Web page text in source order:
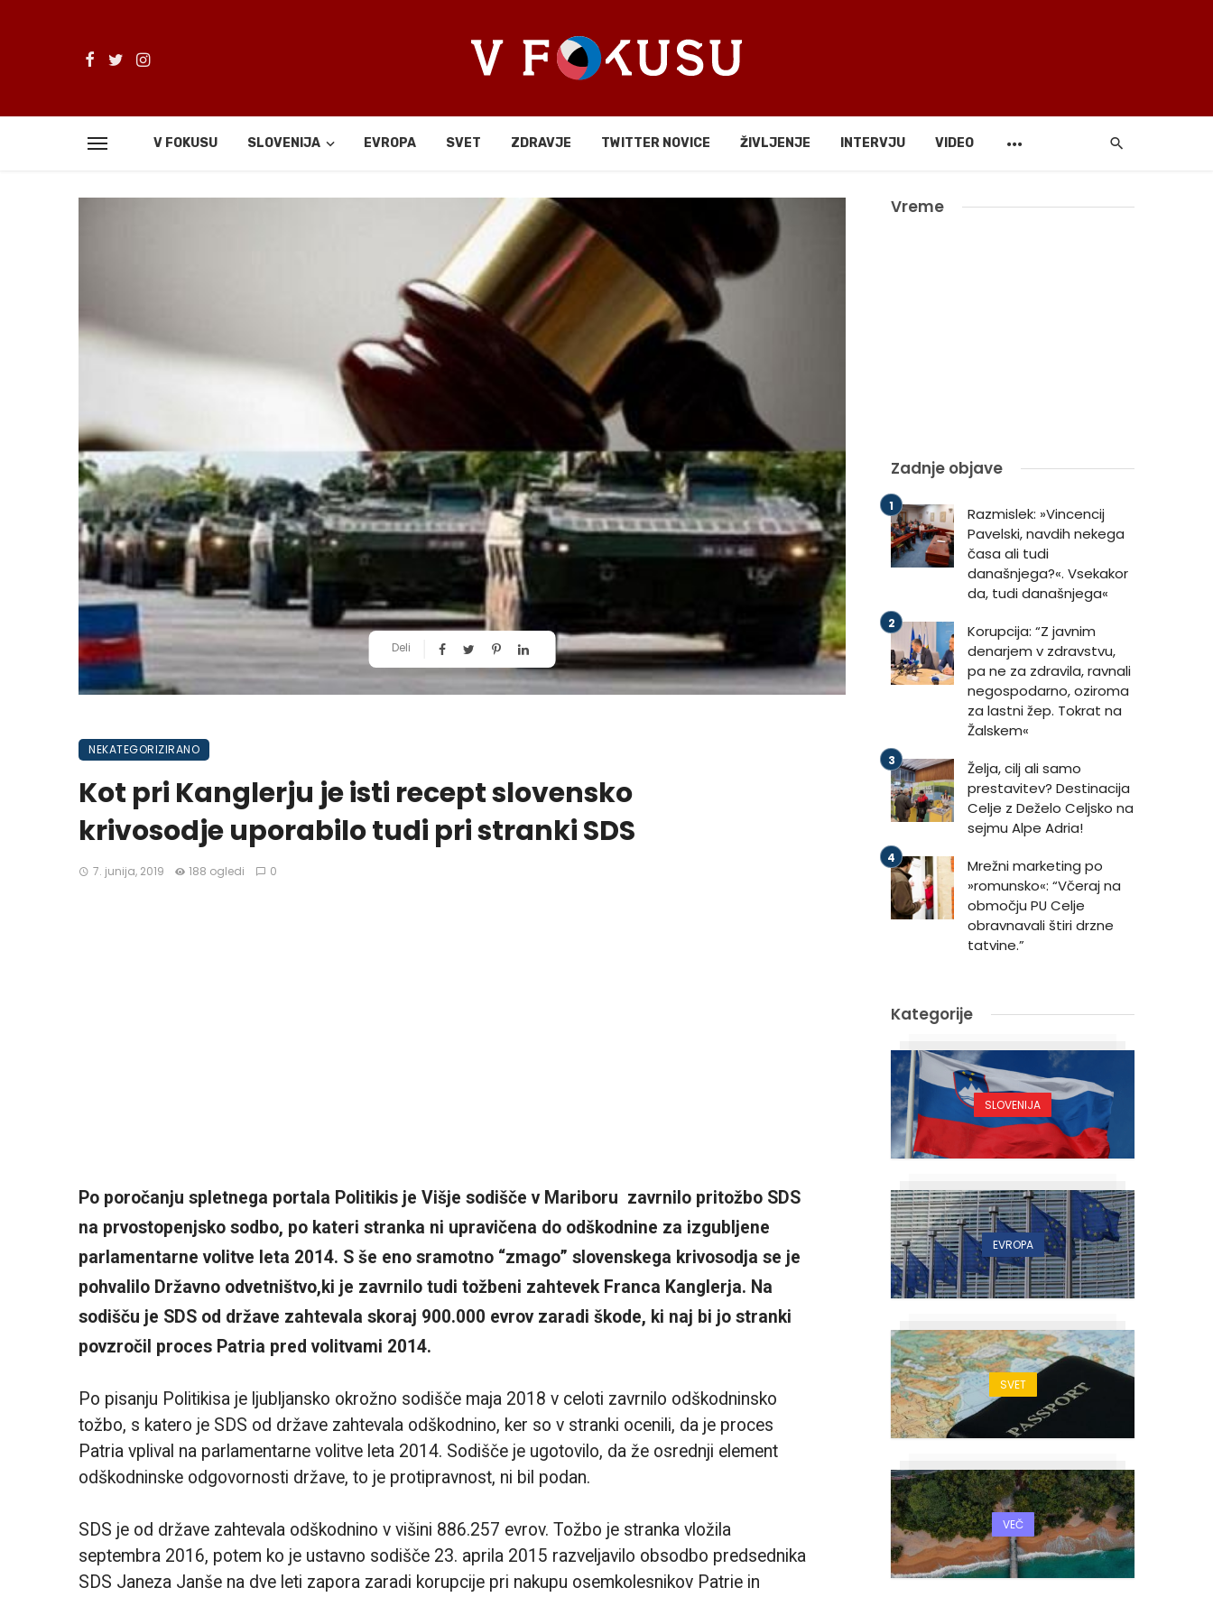
V FOKUSU SLOVENIJA EVROPA SVET ZDRAVJE TWITTER NOVICE ŽIVLJENJE INTERVJU VIDEO
Deli
NEKATEGORIZIRANO
Kot pri Kanglerju je isti recept slovensko
krivosodje uporabilo tudi pri stranki SDS
7. junija, 2019 188 ogledi 0
Po poročanju spletnega portala Politikis je Višje sodišče v Mariboru zavrnilo pritožbo SDS
na prvostopenjsko sodbo, po kateri stranka ni upravičena do odškodnine za izgubljene
parlamentarne volitve leta 2014. S še eno sramotno “zmago” slovenskega krivosodja se je
pohvalilo Državno odvetništvo,ki je zavrnilo tudi tožbeni zahtevek Franca Kanglerja. Na
sodišču je SDS od države zahtevala skoraj 900.000 evrov zaradi škode, ki naj bi jo stranki
povzročil proces Patria pred volitvami 2014.
Po pisanju Politikisa je ljubljansko okrožno sodišče maja 2018 v celoti zavrnilo odškodninsko
tožbo, s katero je SDS od države zahtevala odškodnino, ker so v stranki ocenili, da je proces
Patria vplival na parlamentarne volitve leta 2014. Sodišče je ugotovilo, da že osrednji element
odškodninske odgovornosti države, to je protipravnost, ni bil podan.
SDS je od države zahtevala odškodnino v višini 886.257 evrov. Tožbo je stranka vložila
septembra 2016, potem ko je ustavno sodišče 23. aprila 2015 razveljavilo obsodbo predsednika
SDS Janeza Janše na dve leti zapora zaradi korupcije pri nakupu osemkolesnikov Patrie in
Vreme
Zadnje objave
Razmislek: »Vincencij
Pavelski, navdih nekega
časa ali tudi
današnjega?«. Vsekakor
da, tudi današnjega«
Korupcija: “Z javnim
denarjem v zdravstvu,
pa ne za zdravila, ravnali
negospodarno, oziroma
za lastni žep. Tokrat na
Žalskem«
Želja, cilj ali samo
prestavitev? Destinacija
Celje z Deželo Celjsko na
sejmu Alpe Adria!
Mrežni marketing po
»romunsko«: “Včeraj na
območju PU Celje
obravnavali štiri drzne
tatvine.”
Kategorije
SLOVENIJA
EVROPA
SVET
VEČ